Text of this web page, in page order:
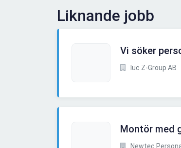
Liknande jobb
Vi söker
Iuc Z-Group AB
Montör med
Newtec